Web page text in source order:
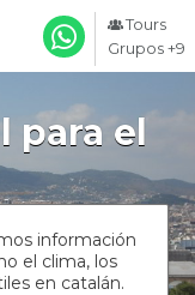
Tours
Grupos +9
para el
información
el clima, los
en catalán.